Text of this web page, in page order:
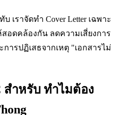
เราจัดทำ Cover Letter เฉพาะ
สอดคล้องกัน ลดความเสี่ยงการ
การปฏิเสธจากเหตุ "เอกสารไม่
สำหรับ ทำไมต้อง